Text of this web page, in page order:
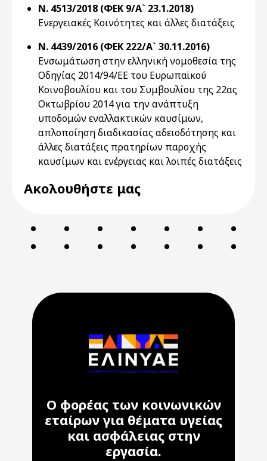
Ν. 4513/2018 (ΦΕΚ 9/Α` 23.1.2018)
Ενεργειακές Κοινότητες και άλλες διατάξεις
Ν. 4439/2016 (ΦΕΚ 222/Α` 30.11.2016)
Ενσωμάτωση στην ελληνική νομοθεσία της
Οδηγίας 2014/94/ΕΕ του Ευρωπαϊκού
Κοινοβουλίου και του Συμβουλίου της 22ας
Οκτωβρίου 2014 για την ανάπτυξη
υποδομών εναλλακτικών καυσίμων,
απλοποίηση διαδικασίας αδειοδότησης και
άλλες διατάξεις πρατηρίων παροχής
καυσίμων και ενέργειας και λοιπές διατάξεις
Ακολουθήστε μας
Ο φορέας των κοινωνικών
εταίρων για θέματα υγείας
και ασφάλειας στην
εργασία.